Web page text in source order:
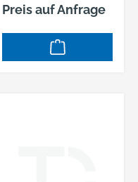
Preis auf Anfrage